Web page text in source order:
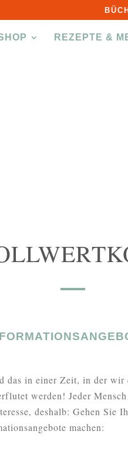
REZEPTE &
das in einer Zeit, in der
werden! Jeder
deshalb: Gehen Sie
machen: